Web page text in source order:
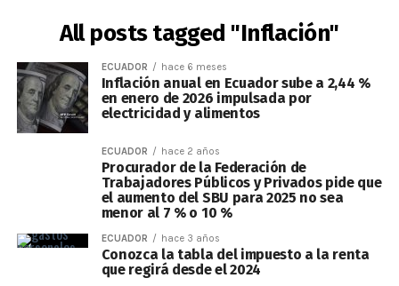
All posts tagged "Inflación"
ECUADOR hace 6 meses
Inflación anual en Ecuador sube a 2,44 %
en enero de 2026 impulsada por
electricidad y alimentos
ECUADOR hace 2 años
Procurador de la Federación de
Trabajadores Públicos y Privados pide que
el aumento del SBU para 2025 no sea
menor al 7 % o 10 %
ECUADOR hace 3 años
Conozca la tabla del impuesto a la renta
que regirá desde el 2024